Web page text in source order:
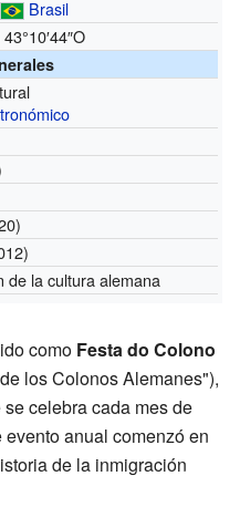
Brasil
43°10′44″O
de la cultura alemana
como Festa do Colono
los Colonos Alemanes"),
celebra cada mes de
evento anual comenzó en
de la inmigración